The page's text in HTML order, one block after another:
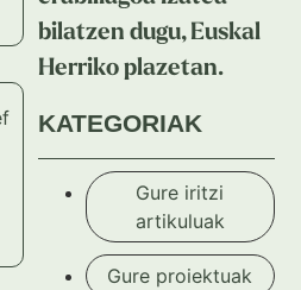
bilatzen dugu, Euskal
Herriko plazetan.
KATEGORIAK
Gure iritzi
artikuluak
Gure proiektuak